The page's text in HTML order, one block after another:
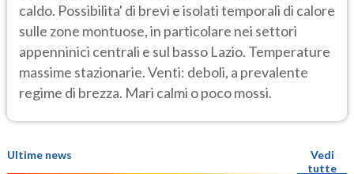
caldo. Possibilita' di brevi e isolati temporali di calore
sulle zone montuose, in particolare nei settori
appenninici centrali e sul basso Lazio. Temperature
massime stazionarie. Venti: deboli, a prevalente
regime di brezza. Mari calmi o poco mossi.
Ultime news
Vedi
tutte